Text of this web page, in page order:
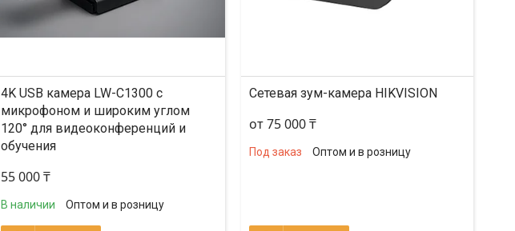
4K USB камера LW-C1300 с
микрофоном и широким углом
120° для видеоконференций и
обучения
55 000 ₸
В наличии Оптом и в розницу
Сетевая зум-камера HIKVISION
от 75 000 ₸
Под заказ Оптом и в розницу